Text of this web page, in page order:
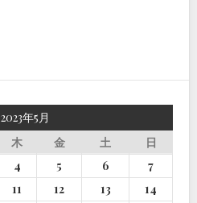
2023年5月
木 金 土
日
4 5 6
7
11 12 13
14